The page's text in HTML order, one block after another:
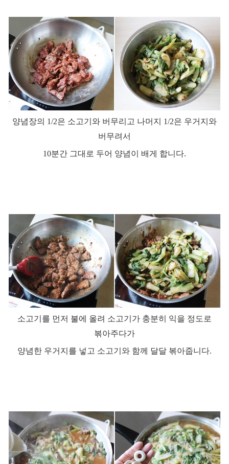
양념장의 1/2은 소고기와 버무리고 나머지 1/2은 우거지와
버무려서
10분간 그대로 두어 양념이 배게 합니다.
소고기를 먼저 불에 올려 소고기가 충분히 익을 정도로
볶아주다가
양념한 우거지를 넣고 소고기와 함께 달달 볶아줍니다.